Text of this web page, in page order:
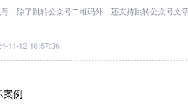
，除了跳转公众号二维码外，还支持跳转公众号文
11-12 16:57:36
案例